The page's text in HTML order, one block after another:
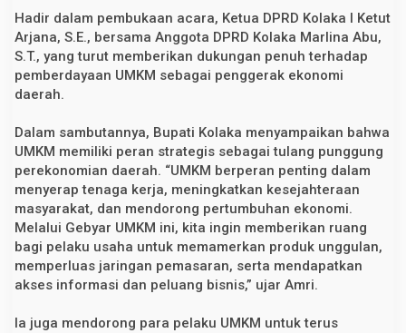
n
1
9
N
o
b
e
r
Hadir dalam pembukaan acara, Ketua DPRD Kolaka I Ketut
Arjana, S.E., bersama Anggota DPRD Kolaka Marlina Abu,
S.T., yang turut memberikan dukungan penuh terhadap
pemberdayaan UMKM sebagai penggerak ekonomi
daerah.
Dalam sambutannya, Bupati Kolaka menyampaikan bahwa
UMKM memiliki peran strategis sebagai tulang punggung
perekonomian daerah. “UMKM berperan penting dalam
menyerap tenaga kerja, meningkatkan kesejahteraan
masyarakat, dan mendorong pertumbuhan ekonomi.
Melalui Gebyar UMKM ini, kita ingin memberikan ruang
bagi pelaku usaha untuk memamerkan produk unggulan,
memperluas jaringan pemasaran, serta mendapatkan
akses informasi dan peluang bisnis,” ujar Amri.
Ia juga mendorong para pelaku UMKM untuk terus